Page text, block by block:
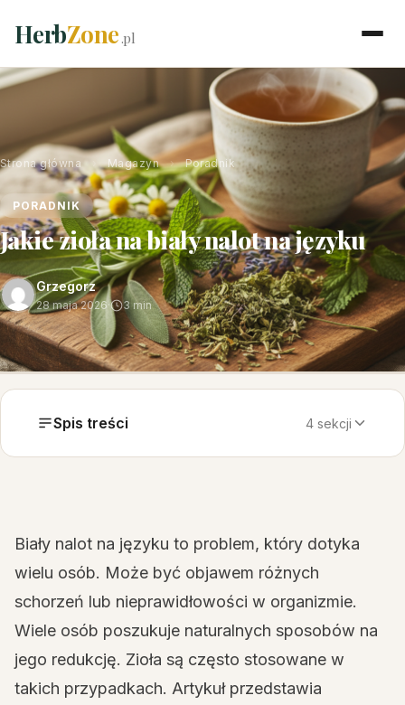
HerbZone.pl
Strona główna Magazyn › Poradnik
PORADNIK
Jakie zioła na biały nalot na języku
Grzegorz
28 maja 2026· 3 min
Spis treści 4 sekcji
Biały nalot na języku to problem, który dotyka
wielu osób. Może być objawem różnych
schorzeń lub nieprawidłowości w organizmie.
Wiele osób poszukuje naturalnych sposobów na
jego redukcję. Zioła są często stosowane w
takich przypadkach. Artykuł przedstawia